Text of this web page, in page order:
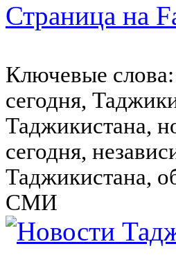
Страница на
Ключевые
сегодня,
Таджикистана,
сегодня,
Таджикистана,
СМИ